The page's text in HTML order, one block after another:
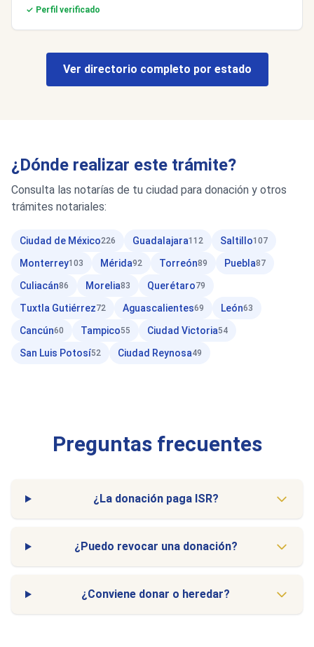
✓ Perfil verificado
Ver directorio completo por estado
¿Dónde realizar este trámite?
Consulta las notarías de tu ciudad para donación y otros
trámites notariales:
Ciudad de México226 Guadalajara112 Saltillo107
Monterrey103 Mérida92 Torreón89 Puebla87
Culiacán86 Morelia83 Querétaro79
Tuxtla Gutiérrez72 Aguascalientes69 León63
Cancún60 Tampico55 Ciudad Victoria54
San Luis Potosí52 Ciudad Reynosa49
Preguntas frecuentes
¿La donación paga ISR?
¿Puedo revocar una donación?
¿Conviene donar o heredar?